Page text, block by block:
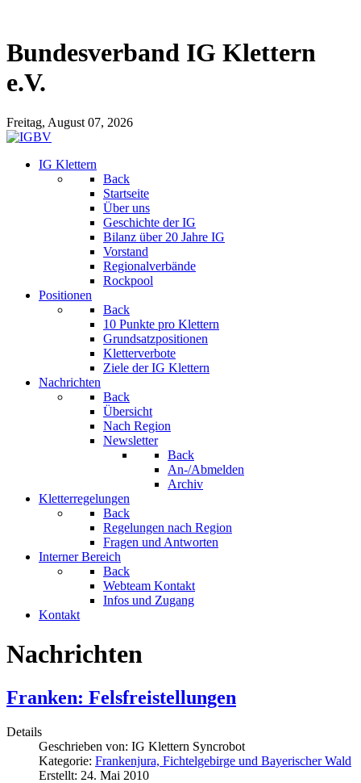
Bundesverband IG Klettern
e.V.
Freitag, August 07, 2026
IG Klettern
Back
Startseite
Über uns
Geschichte der IG
Bilanz über 20 Jahre IG
Vorstand
Regionalverbände
Rockpool
Positionen
Back
10 Punkte pro Klettern
Grundsatzpositionen
Kletterverbote
Ziele der IG Klettern
Nachrichten
Back
Übersicht
Nach Region
Newsletter
Back
An-/Abmelden
Archiv
Kletterregelungen
Back
Regelungen nach Region
Fragen und Antworten
Interner Bereich
Back
Webteam Kontakt
Infos und Zugang
Kontakt
Nachrichten
Franken: Felsfreistellungen
Details
Geschrieben von: IG Klettern Syncrobot
Kategorie: Frankenjura, Fichtelgebirge und Bayerischer Wald
Erstellt: 24. Mai 2010